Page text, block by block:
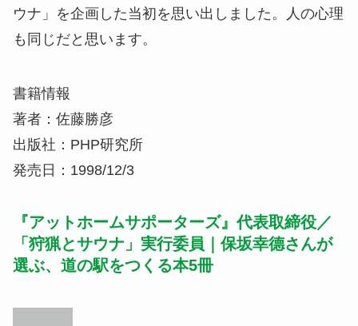
ウナ」を企画した当初を思い出しました。人の心理
も同じだと思います。
書籍情報
著者：佐藤勝彦
出版社：PHP研究所
発売日：1998/12/3
『アットホームサポーターズ』代表取締役／
「狩猟とサウナ」実行委員｜保坂幸德さんが
選ぶ、道の駅をつくる本5冊